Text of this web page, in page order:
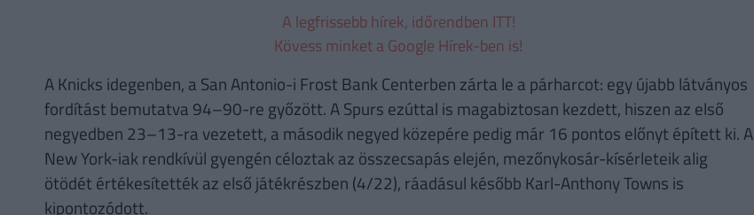
A legfrissebb hírek, időrendben ITT!
Kövess minket a Google Hírek-ben is!
A Knicks idegenben, a San Antonio-i Frost Bank Centerben zárta le a párharcot: egy újabb látványos
fordítást bemutatva 94–90-re győzött. A Spurs ezúttal is magabiztosan kezdett, hiszen az első
negyedben 23–13-ra vezetett, a második negyed közepére pedig már 16 pontos előnyt épített ki. A
New York-iak rendkívül gyengén céloztak az összecsapás elején, mezőnykosár-kísérleteik alig
ötödét értékesítették az első játékrészben (4/22), ráadásul később Karl-Anthony Towns is
kipontozódott.